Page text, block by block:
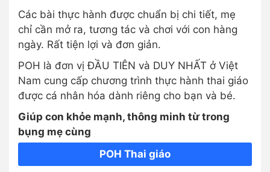
Các bài thực hành được chuẩn bị chi tiết, mẹ
chỉ cần mở ra, tương tác và chơi với con hàng
ngày. Rất tiện lợi và đơn giản.
POH là đơn vị ĐẦU TIÊN và DUY NHẤT ở Việt
Nam cung cấp chương trình thực hành thai giáo
được cá nhân hóa dành riêng cho bạn và bé.
Giúp con khỏe mạnh, thông minh từ trong
bụng mẹ cùng
POH Thai giáo